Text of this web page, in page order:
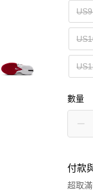
數量
付款
超取